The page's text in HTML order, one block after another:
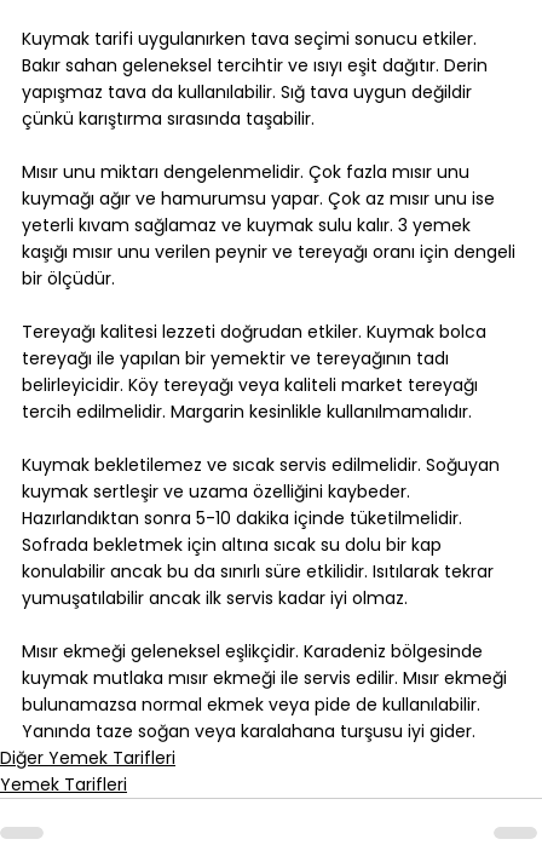
Kuymak tarifi uygulanırken tava seçimi sonucu etkiler.
Bakır sahan geleneksel tercihtir ve ısıyı eşit dağıtır. Derin
yapışmaz tava da kullanılabilir. Sığ tava uygun değildir
çünkü karıştırma sırasında taşabilir.
Mısır unu miktarı dengelenmelidir. Çok fazla mısır unu
kuymağı ağır ve hamurumsu yapar. Çok az mısır unu ise
yeterli kıvam sağlamaz ve kuymak sulu kalır. 3 yemek
kaşığı mısır unu verilen peynir ve tereyağı oranı için dengeli
bir ölçüdür.
Tereyağı kalitesi lezzeti doğrudan etkiler. Kuymak bolca
tereyağı ile yapılan bir yemektir ve tereyağının tadı
belirleyicidir. Köy tereyağı veya kaliteli market tereyağı
tercih edilmelidir. Margarin kesinlikle kullanılmamalıdır.
Kuymak bekletilemez ve sıcak servis edilmelidir. Soğuyan
kuymak sertleşir ve uzama özelliğini kaybeder.
Hazırlandıktan sonra 5-10 dakika içinde tüketilmelidir.
Sofrada bekletmek için altına sıcak su dolu bir kap
konulabilir ancak bu da sınırlı süre etkilidir. Isıtılarak tekrar
yumuşatılabilir ancak ilk servis kadar iyi olmaz.
Mısır ekmeği geleneksel eşlikçidir. Karadeniz bölgesinde
kuymak mutlaka mısır ekmeği ile servis edilir. Mısır ekmeği
bulunamazsa normal ekmek veya pide de kullanılabilir.
Yanında taze soğan veya karalahana turşusu iyi gider.
Diğer Yemek Tarifleri
Yemek Tarifleri